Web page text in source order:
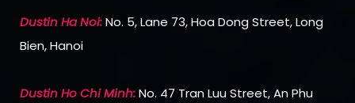
Dustin Ha Noi:No. 5, Lane 73, Hoa Dong Street, Long
Bien, Hanoi
Dustin Ho Chi Minh:No. 47 Tran Luu Street, An Phu